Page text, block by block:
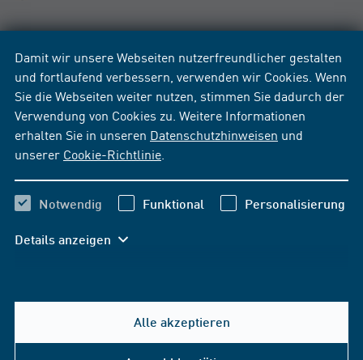
Damit wir unsere Webseiten nutzerfreundlicher gestalten
und fortlaufend verbessern, verwenden wir Cookies. Wenn
Sie die Webseiten weiter nutzen, stimmen Sie dadurch der
Verwendung von Cookies zu. Weitere Informationen
erhalten Sie in unseren Datenschutzhinweisen und
unserer Cookie-Richtlinie
Notwendig Funktional Personalisierung
Details anzeigen
Alle akzeptieren
Hilfe & Kontakt